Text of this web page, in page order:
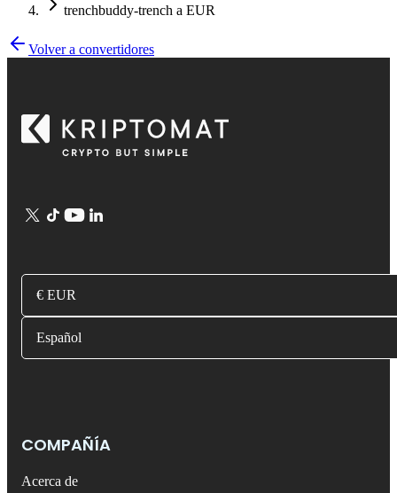
trenchbuddy-trench a EUR
Volver a convertidores
€ EUR
Español
COMPAÑÍA
Acerca de